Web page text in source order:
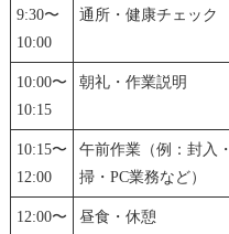
9:30〜
10:00
通所・健康チェック
10:00〜
10:15
朝礼・作業説明
10:15〜
12:00
午前作業（例：封入
掃・PC業務など）
12:00〜
昼食・休憩